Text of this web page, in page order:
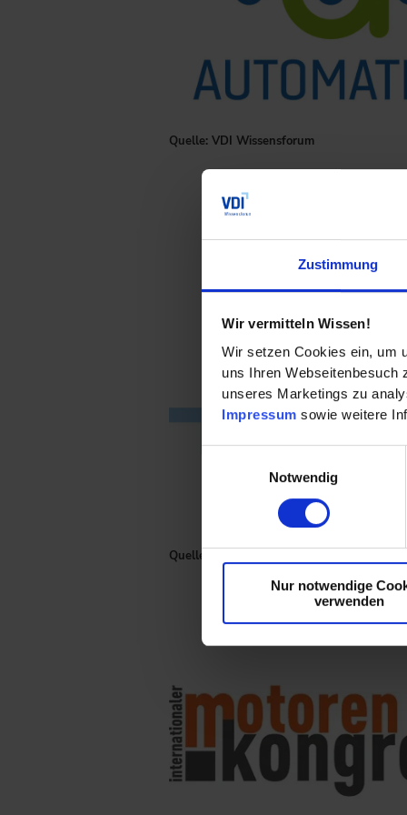
Zustimmung
Wir vermitteln Wissen!
Wir setzen Cookies ein, um
uns Ihren Webseitenbesuch
unseres Marketings zu
Impressum sowie weitere
Notwendig
Nur notwendige
verwenden
Quelle: VDI Wissensforum
Quelle: VDI Wissensforum